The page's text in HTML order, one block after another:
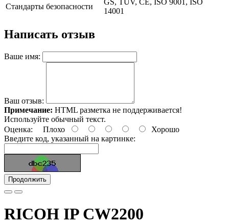
Стандарты безопасности
GS, TÜV, CE, ISO 9001, ISO
14001
Написать отзыв
Ваше имя:
Ваш отзыв:
Примечание: HTML разметка не поддерживается!
Используйте обычный текст.
Оценка: Плохо
Хорошо
Введите код, указанный на картинке:
Продолжить
RICOH IP CW2200